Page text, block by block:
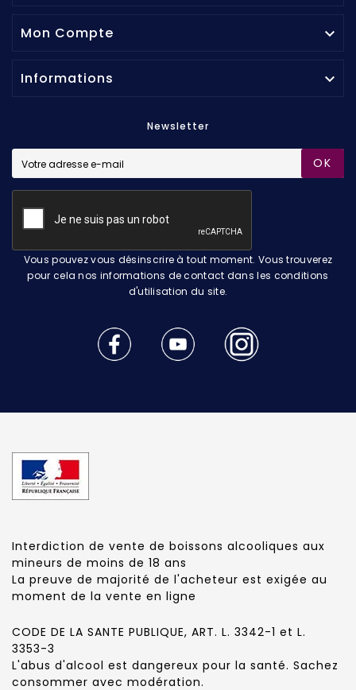
Mon Compte 
Informations 
Newsletter
OK
Vous pouvez vous désinscrire à tout moment. Vous trouverez
pour cela nos informations de contact dans les conditions
d'utilisation du site.
Interdiction de vente de boissons alcooliques aux
mineurs de moins de 18 ans
La preuve de majorité de l'acheteur est exigée au
moment de la vente en ligne
CODE DE LA SANTE PUBLIQUE, ART. L. 3342-1 et L.
3353-3
L'abus d'alcool est dangereux pour la santé. Sachez
consommer avec modération.